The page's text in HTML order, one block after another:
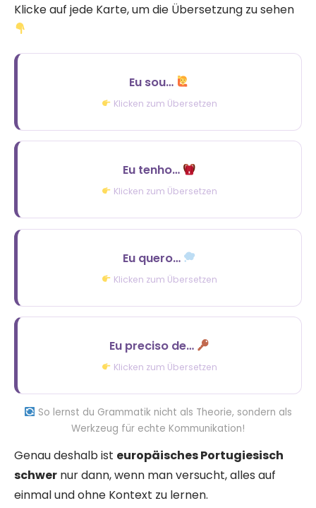
Klicke auf jede Karte, um die Übersetzung zu sehen
Eu sou…
Klicken zum Übersetzen
Ich bin…
Eu tenho…
Klicken zum Übersetzen
Ich habe…
Eu quero…
Klicken zum Übersetzen
Ich möchte…
Eu preciso de…
Klicken zum Übersetzen
Ich brauche…
So lernst du Grammatik nicht als Theorie, sondern als
Werkzeug für echte Kommunikation!
Genau deshalb ist europäisches Portugiesisch
schwer nur dann, wenn man versucht, alles auf
einmal und ohne Kontext zu lernen.